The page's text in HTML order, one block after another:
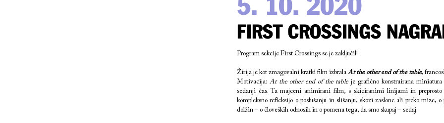
5. 10. 2020
FIRST CROSSINGS
Program sekcije First Crossings se je zaključil!
Žirija je kot zmagovalni kratki film izbrala At the other end of the table,
Motivacija: At the other end of the table je grafično konstruirana
sedanji čas. Ta majceni animirani film, s skiciranimi linijami in preprosto
kompleksno refleksijo o poslušanju in slišanju, skozi zaslone ali preko mize,
dolžin – o človeških odnosih in o pomenu tega, da smo skupaj – sedaj.